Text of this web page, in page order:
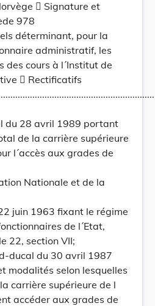
 Signature et
978
déterminant, pour la
administratif, les
des cours à l´Institut de
 Rectificatifs
du 28 avril 1989 portant
de la carrière supérieure
l´accès aux grades de
Nationale et de la
juin 1963 fixant le régime
de l´Etat,
22, section VII;
ducal du 30 avril 1987
modalités selon lesquelles
carrière supérieure de l
accéder aux grades de